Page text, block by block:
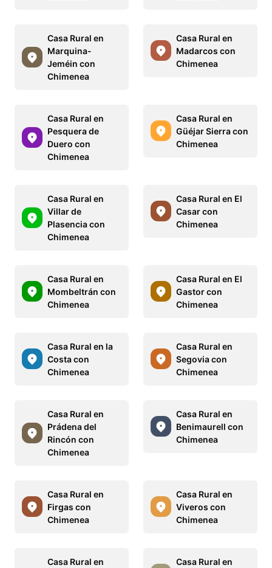
Casa Rural en
Marquina-
Jeméin con
Chimenea
Casa Rural en
Madarcos con
Chimenea
Casa Rural en
Pesquera de
Duero con
Chimenea
Casa Rural en
Güéjar Sierra con
Chimenea
Casa Rural en
Villar de
Plasencia con
Chimenea
Casa Rural en El
Casar con
Chimenea
Casa Rural en
Mombeltrán con
Chimenea
Casa Rural en El
Gastor con
Chimenea
Casa Rural en la
Costa con
Chimenea
Casa Rural en
Segovia con
Chimenea
Casa Rural en
Prádena del
Rincón con
Chimenea
Casa Rural en
Benimaurell con
Chimenea
Casa Rural en
Firgas con
Chimenea
Casa Rural en
Viveros con
Chimenea
Casa Rural en
Casa Rural en